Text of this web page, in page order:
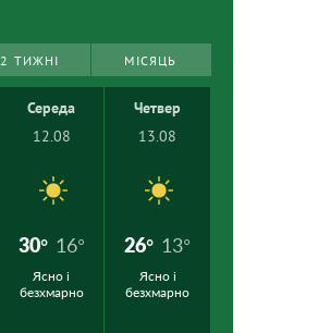
2 ТИЖНІ МІСЯЦЬ
Середа
12.08
30° 16°
Ясно і
безхмарно
Четвер
13.08
26° 13°
Ясно і
безхмарно